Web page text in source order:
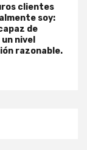
clientes
soy:
de
nivel
razonable.